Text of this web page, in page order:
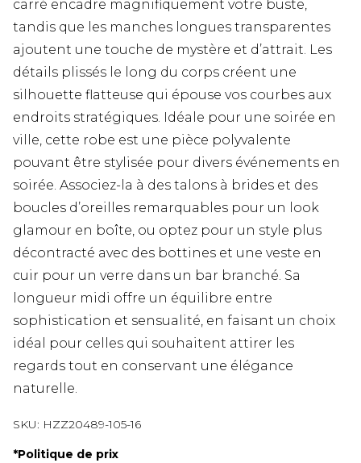
carré encadre magnifiquement votre buste,
tandis que les manches longues transparentes
ajoutent une touche de mystère et d’attrait. Les
détails plissés le long du corps créent une
silhouette flatteuse qui épouse vos courbes aux
endroits stratégiques. Idéale pour une soirée en
ville, cette robe est une pièce polyvalente
pouvant être stylisée pour divers événements en
soirée. Associez-la à des talons à brides et des
boucles d’oreilles remarquables pour un look
glamour en boîte, ou optez pour un style plus
décontracté avec des bottines et une veste en
cuir pour un verre dans un bar branché. Sa
longueur midi offre un équilibre entre
sophistication et sensualité, en faisant un choix
idéal pour celles qui souhaitent attirer les
regards tout en conservant une élégance
naturelle.
SKU: HZZ20489-105-16
*Politique de prix